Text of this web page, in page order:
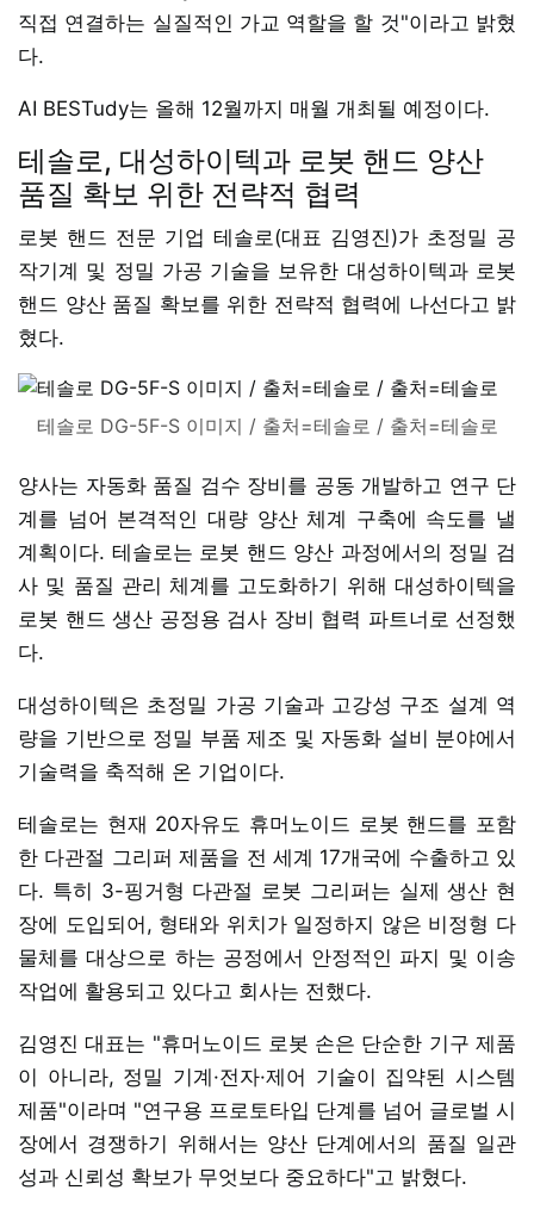
직접 연결하는 실질적인 가교 역할을 할 것"이라고 밝혔
다.
AI BESTudy는 올해 12월까지 매월 개최될 예정이다.
테솔로, 대성하이텍과 로봇 핸드 양산
품질 확보 위한 전략적 협력
로봇 핸드 전문 기업 테솔로(대표 김영진)가 초정밀 공
작기계 및 정밀 가공 기술을 보유한 대성하이텍과 로봇
핸드 양산 품질 확보를 위한 전략적 협력에 나선다고 밝
혔다.
테솔로 DG-5F-S 이미지 / 출처=테솔로 / 출처=테솔로
양사는 자동화 품질 검수 장비를 공동 개발하고 연구 단
계를 넘어 본격적인 대량 양산 체계 구축에 속도를 낼
계획이다. 테솔로는 로봇 핸드 양산 과정에서의 정밀 검
사 및 품질 관리 체계를 고도화하기 위해 대성하이텍을
로봇 핸드 생산 공정용 검사 장비 협력 파트너로 선정했
다.
대성하이텍은 초정밀 가공 기술과 고강성 구조 설계 역
량을 기반으로 정밀 부품 제조 및 자동화 설비 분야에서
기술력을 축적해 온 기업이다.
테솔로는 현재 20자유도 휴머노이드 로봇 핸드를 포함
한 다관절 그리퍼 제품을 전 세계 17개국에 수출하고 있
다. 특히 3-핑거형 다관절 로봇 그리퍼는 실제 생산 현
장에 도입되어, 형태와 위치가 일정하지 않은 비정형 다
물체를 대상으로 하는 공정에서 안정적인 파지 및 이송
작업에 활용되고 있다고 회사는 전했다.
김영진 대표는 "휴머노이드 로봇 손은 단순한 기구 제품
이 아니라, 정밀 기계·전자·제어 기술이 집약된 시스템
제품"이라며 "연구용 프로토타입 단계를 넘어 글로벌 시
장에서 경쟁하기 위해서는 양산 단계에서의 품질 일관
성과 신뢰성 확보가 무엇보다 중요하다"고 밝혔다.